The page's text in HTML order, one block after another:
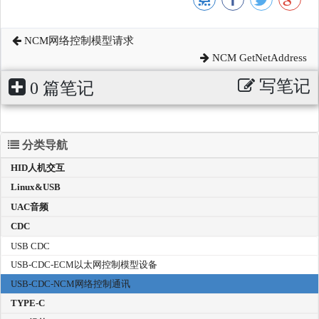
NCM网络控制模型请求
NCM GetNetAddress
0 篇笔记 写笔记
分类导航
HID人机交互
Linux&USB
UAC音频
CDC
USB CDC
USB-CDC-ECM以太网控制模型设备
USB-CDC-NCM网络控制通讯
TYPE-C